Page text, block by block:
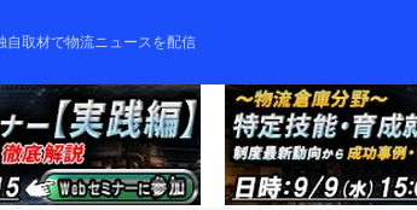
自取材で物流ニュースを配信